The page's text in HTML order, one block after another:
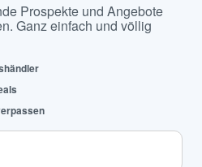
Prospekte und Angebote
Ganz einfach und völlig